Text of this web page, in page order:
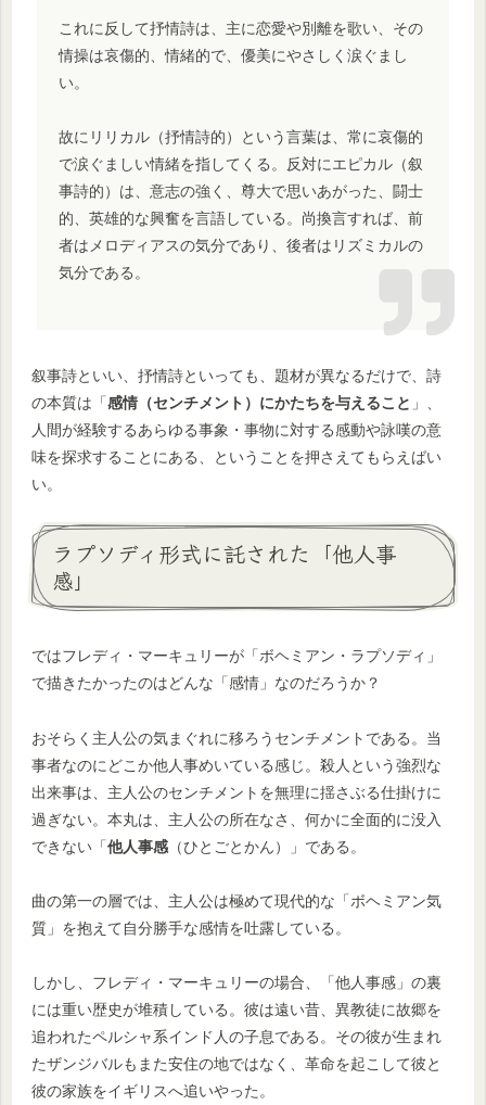
これに反して抒情詩は、主に恋愛や別離を歌い、その
情操は哀傷的、情緒的で、優美にやさしく涙ぐまし
い。
故にリリカル（抒情詩的）という言葉は、常に哀傷的
で涙ぐましい情緒を指してくる。反対にエピカル（叙
事詩的）は、意志の強く、尊大で思いあがった、闘士
的、英雄的な興奮を言語している。尚換言すれば、前
者はメロディアスの気分であり、後者はリズミカルの
気分である。
叙事詩といい、抒情詩といっても、題材が異なるだけで、詩
の本質は「感情（センチメント）にかたちを与えること 」、
人間が経験するあらゆる事象・事物に対する感動や詠嘆の意
味を探求することにある、ということを押さえてもらえばい
い。
ラプソディ形式に託された「他人事
感」
ではフレディ・マーキュリーが「ボヘミアン・ラプソディ」
で描きたかったのはどんな「感情」なのだろうか？
おそらく主人公の気まぐれに移ろうセンチメントである。当
事者なのにどこか他人事めいている感じ。殺人という強烈な
出来事は、主人公のセンチメントを無理に揺さぶる仕掛けに
過ぎない。本丸は、主人公の所在なさ、何かに全面的に没入
できない「他人事感 （ひとごとかん）」である。
曲の第一の層では、主人公は極めて現代的な「ボヘミアン気
質」を抱えて自分勝手な感情を吐露している。
しかし、フレディ・マーキュリーの場合、「他人事感」の裏
には重い歴史が堆積している。彼は遠い昔、異教徒に故郷を
追われたペルシャ系インド人の子息である。その彼が生まれ
たザンジバルもまた安住の地ではなく、革命を起こして彼と
彼の家族をイギリスへ追いやった。